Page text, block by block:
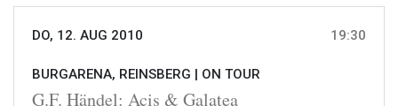
DO, 12. AUG 2010 19:30
BURGARENA, REINSBERG | ON TOUR
G.F. Händel: Acis & Galatea